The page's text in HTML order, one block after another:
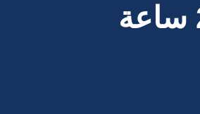
سباك حطين 97371477📞| سباك محترف خدمة 24 ساعة